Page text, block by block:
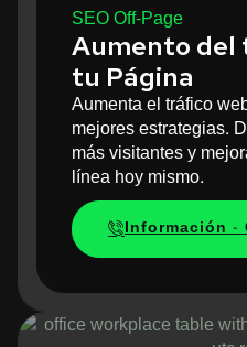
SEO Off-Page
Aumento del
tu Página
Aumenta el tráfico
mejores estrategias.
más visitantes y
línea hoy mismo.
Información -